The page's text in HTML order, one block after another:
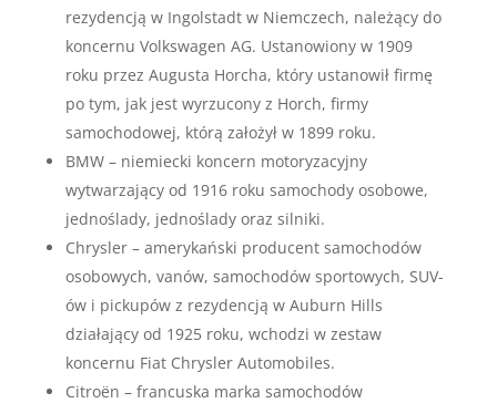
rezydencją w Ingolstadt w Niemczech, należący do
koncernu Volkswagen AG. Ustanowiony w 1909
roku przez Augusta Horcha, który ustanowił firmę
po tym, jak jest wyrzucony z Horch, firmy
samochodowej, którą założył w 1899 roku.
BMW – niemiecki koncern motoryzacyjny
wytwarzający od 1916 roku samochody osobowe,
jednoślady, jednoślady oraz silniki.
Chrysler – amerykański producent samochodów
osobowych, vanów, samochodów sportowych, SUV-
ów i pickupów z rezydencją w Auburn Hills
działający od 1925 roku, wchodzi w zestaw
koncernu Fiat Chrysler Automobiles.
Citroën – francuska marka samochodów